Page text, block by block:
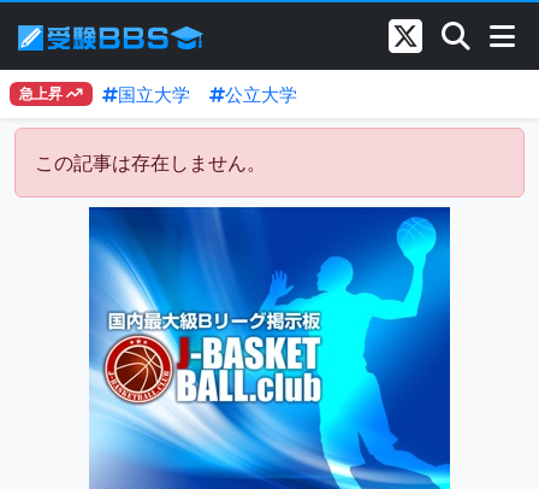
急上昇 国立大学 公立大学
この記事は存在しません。